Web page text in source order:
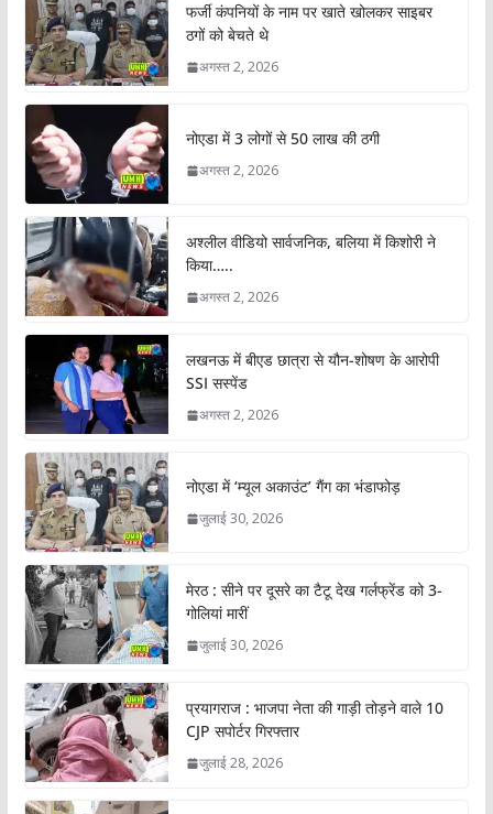
फर्जी कंपनियों के नाम पर खाते खोलकर साइबर
ठगों को बेचते थे
अगस्त 2, 2026
नोएडा में 3 लोगों से 50 लाख की ठगी
अगस्त 2, 2026
अश्लील वीडियो सार्वजनिक, बलिया में किशोरी ने
किया…..
अगस्त 2, 2026
लखनऊ में बीएड छात्रा से यौन-शोषण के आरोपी
SSI सस्पेंड
अगस्त 2, 2026
नोएडा में ‘म्यूल अकाउंट’ गैंग का भंडाफोड़
जुलाई 30, 2026
मेरठ : सीने पर दूसरे का टैटू देख गर्लफ्रेंड को 3-
गोलियां मारीं
जुलाई 30, 2026
प्रयागराज : भाजपा नेता की गाड़ी तोड़ने वाले 10
CJP सपोर्टर गिरफ्तार
जुलाई 28, 2026